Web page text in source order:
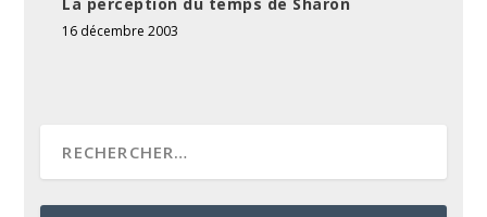
La perception du temps de Sharon
16 décembre 2003